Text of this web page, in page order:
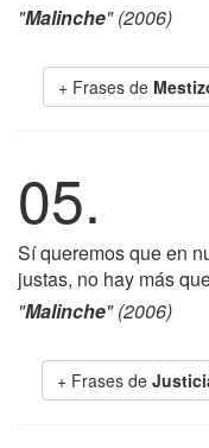
"Malinche" (2006)
+ Frases de
05.
Sí queremos que en
justas, no hay más
"Malinche" (2006)
+ Frases de